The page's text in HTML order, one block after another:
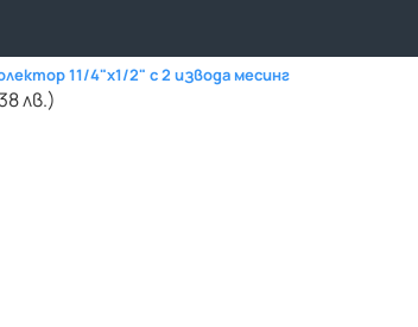
11/4"x1/2" с 2 извода месинг
лв.)